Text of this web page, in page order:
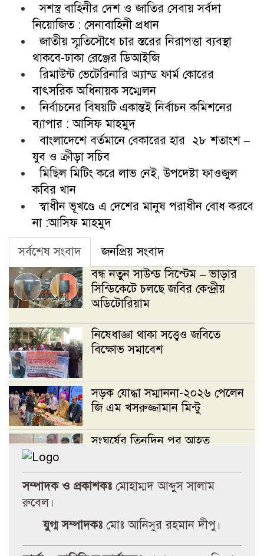
সশস্ত্র বাহিনীর দেশ ও জাতির সেবায় সর্বদা
নিয়োজিত : সেনাবাহিনী প্রধান
জাতীয় স্মৃতিসৌধে চার স্তরের নিরাপত্তা ব্যবস্থা
থাকবে-ঢাকা রেঞ্জের ডিআইজি
রিমাউন্ট ভেটেরিনারি অ্যান্ড ফার্ম কোরের
বাৎসরিক অধিনায়ক সম্মেলন
নির্বাচনের বিষয়টি একান্তই নির্বাচন কমিশনের
ব্যাপার : আসিফ মাহমুদ
বাংলাদেশে বর্তমানে বেকারের হার ২৮ শতাংশ –
যুব ও ক্রীড়া সচিব
মিছিল মিটিং করে লাভ নেই, উপদেষ্টা ফাওজুল
কবির খান
স্বাধীন ভূখণ্ডে এ দেশের মানুষ পরাধীন বোধ করবে
না :আসিফ মাহমুদ
সর্বশেষ সংবাদ
জনপ্রিয় সংবাদ
বন্ধ নতুন সাউন্ড সিস্টেম – ভাড়ার
সিন্ডিকেটে চলছে জবির কেন্দ্রীয়
অডিটোরিয়াম
নিষেধাজ্ঞা থাকা সত্ত্বেও জবিতে
বিক্ষোভ সমাবেশ
সড়ক যোদ্ধা সম্মাননা-২০২৬ পেলেন
জি এম খসরুজ্জামান মিন্টু
সংঘর্ষের তিনদিন পর আহত
ছাত্রদল নেতা সুমন সর্দার-
সংগঠন দখলের চেষ্টা
জবি রিপোর্টার্স ইউনিটির দখল চেষ্টার
সম্পাদক ও প্রকাশকঃমোহাম্মদ আব্দুস সালাম
রুবেল।
যুগ্ম সম্পাদকঃ মোঃ আনিসুর রহমান দীপু।